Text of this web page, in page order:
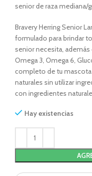
senior de raza mediana/
Bravery Herring Senior
formulado para brindar
senior necesita,
Omega 3, Omega 6,
completo de tu
naturales sin utilizar
con ingredientes
Hay existencias